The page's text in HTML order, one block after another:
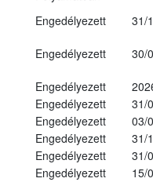
Engedélyezett
31/
Engedélyezett 30/
Engedélyezett
Engedélyezett
31/
Engedélyezett
03/
Engedélyezett
31/
Engedélyezett
31/
Engedélyezett
15/